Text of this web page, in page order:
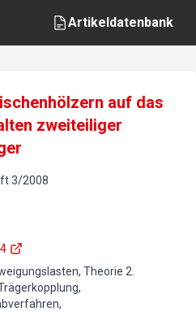
Artikeldatenbank
auf das
zweiteiliger
3/2008
Theorie 2.